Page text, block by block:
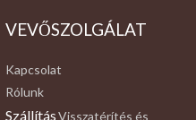
VEVŐSZOLGÁLAT
Kapcsolat
Rólunk
SzállításVisszatérítés és